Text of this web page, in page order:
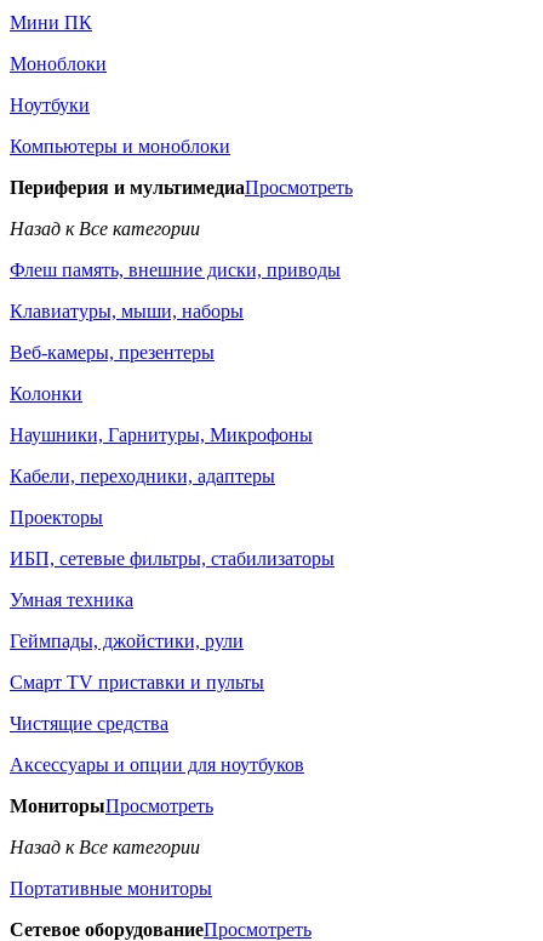
Мини ПК
Моноблоки
Ноутбуки
Компьютеры и моноблоки
Периферия и мультимедиаПросмотреть
Назад к Все категории
Флеш память, внешние диски, приводы
Клавиатуры, мыши, наборы
Веб-камеры, презентеры
Колонки
Наушники, Гарнитуры, Микрофоны
Кабели, переходники, адаптеры
Проекторы
ИБП, сетевые фильтры, стабилизаторы
Умная техника
Геймпады, джойстики, рули
Смарт TV приставки и пульты
Чистящие средства
Аксессуары и опции для ноутбуков
МониторыПросмотреть
Назад к Все категории
Портативные мониторы
Сетевое оборудованиеПросмотреть